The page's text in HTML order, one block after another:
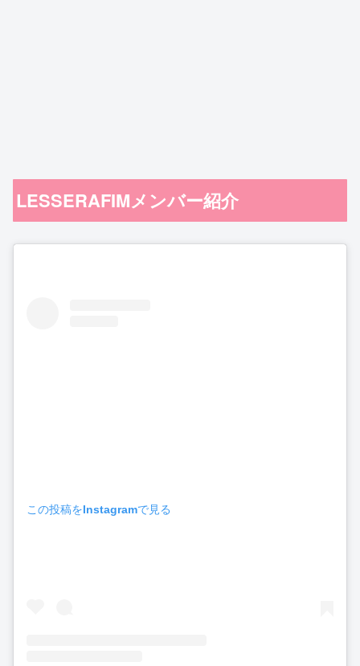
LESSERAFIMメンバー紹介
この投稿をInstagramで見る